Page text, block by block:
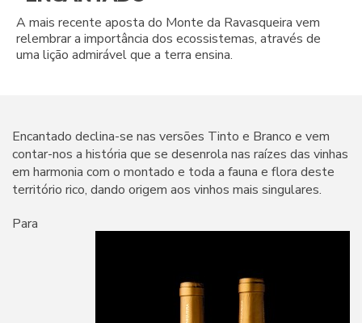
A mais recente aposta do Monte da Ravasqueira vem
relembrar a importância dos ecossistemas, através de
uma lição admirável que a terra ensina.
Encantado declina-se nas versões Tinto e Branco e vem
contar-nos a história que se desenrola nas raízes das vinhas
em harmonia com o montado e toda a fauna e flora deste
território rico, dando origem aos vinhos mais singulares.
Para